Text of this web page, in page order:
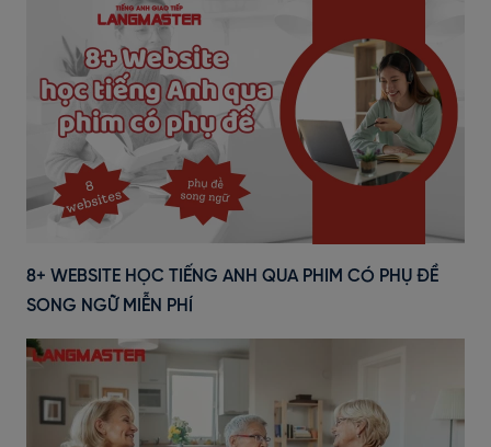
8+ WEBSITE HỌC TIẾNG ANH QUA PHIM CÓ PHỤ ĐỀ
SONG NGỮ MIỄN PHÍ